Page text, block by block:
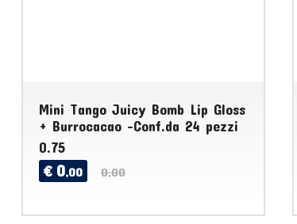
Mini Tango Juicy Bomb Lip Gloss
+ Burrocacao -Conf.da 24 pezzi
0.75
€ 0,00 0,00